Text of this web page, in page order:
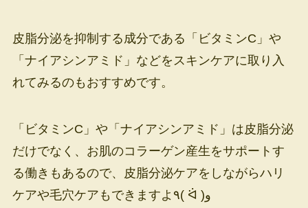
皮脂分泌を抑制する成分である「ビタミンC」や
「ナイアシンアミド」などをスキンケアに取り入
れてみるのもおすすめです。
「ビタミンC」や「ナイアシンアミド」は皮脂分泌
だけでなく、お肌のコラーゲン産生をサポートす
る働きもあるので、皮脂分泌ケアをしながらハリ
ケアや毛穴ケアもできますよ٩( ᐛ )و